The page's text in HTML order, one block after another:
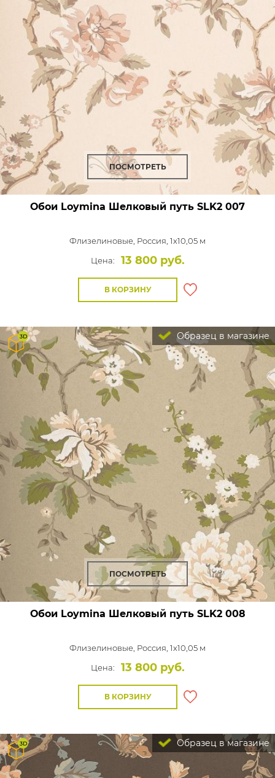
ПОСМОТРЕТЬ
Обои Loymina Шелковый путь SLK2 007
Флизелиновые, Россия, 1x10,05 м
Цена:
13 800 руб.
В КОРЗИНУ
Образец в магазине
ПОСМОТРЕТЬ
Обои Loymina Шелковый путьSLK2 008
Флизелиновые, Россия, 1x10,05 м
Цена:
13 800 руб.
В КОРЗИНУ
Образец в магазине